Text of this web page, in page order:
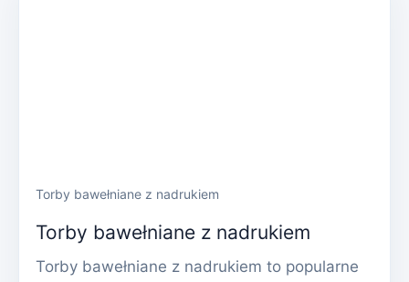
Torby bawełniane z nadrukiem
Torby bawełniane z nadrukiem
Torby bawełniane z nadrukiem to popularne